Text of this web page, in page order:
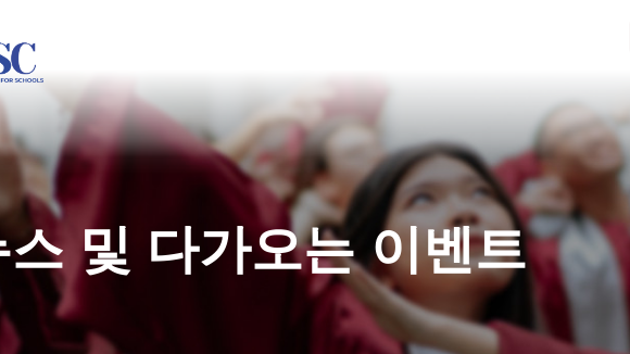
및 다가오는 이벤트